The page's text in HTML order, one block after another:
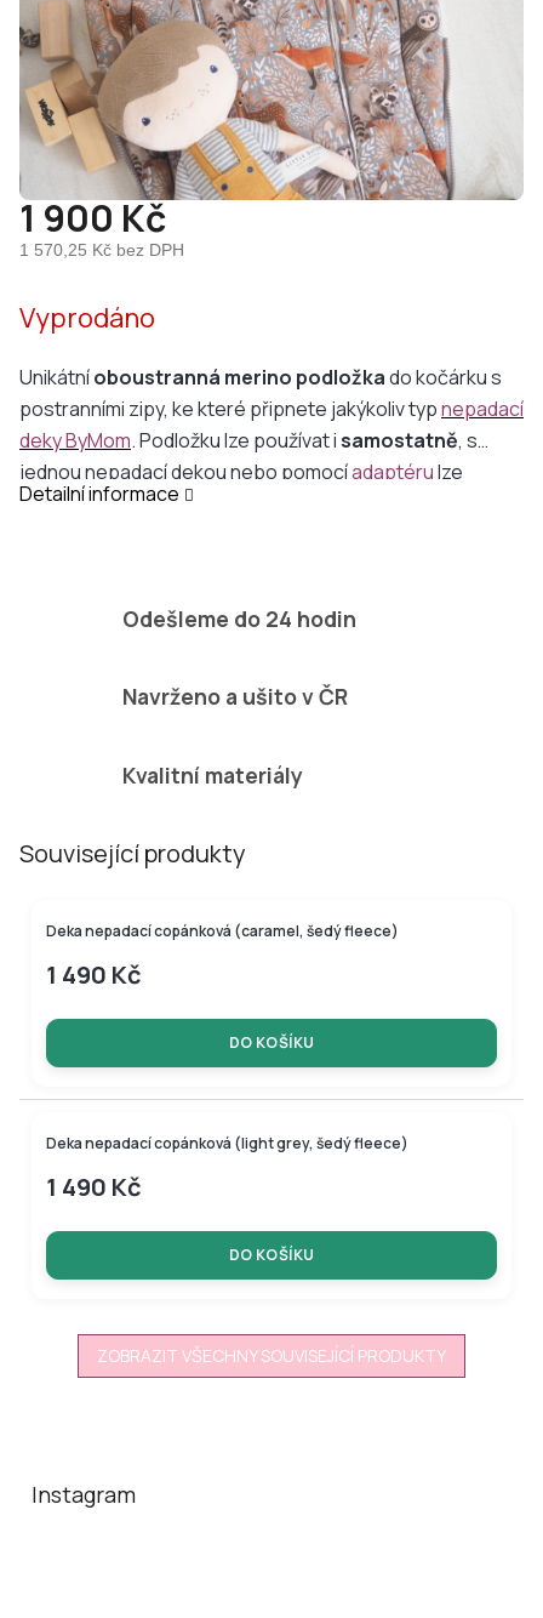
1 900 Kč
1 570,25 Kč bez DPH
cena:
Vyprodáno
Unikátníoboustranná merino podložkado kočárku s
postranními zipy, ke které připnete jakýkoliv typnepadací
deky ByMom. Podložku lze používat isamostatně, s
jednou nepadací dekou nebo pomocíadaptérulze
připevnit dvě nepadací deky naráz!
Detailní informace
Odešleme do 24 hodin
Navrženo a ušito v ČR
Kvalitní materiály
Související produkty
Deka nepadací copánková (caramel, šedý fleece)
1 490 Kč
DO KOŠÍKU
Deka nepadací copánková (light grey, šedý fleece)
1 490 Kč
DO KOŠÍKU
ZOBRAZIT VŠECHNY SOUVISEJÍCÍ PRODUKTY
Instagram